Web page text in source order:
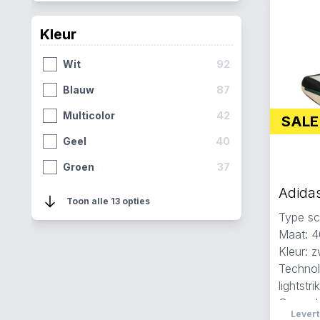
Kleur
Wit 92
Blauw 87
Multicolor 42
Geel 40
Groen 37
Fluorgeel 28
Toon alle 13 opties
SALE
Type
Maat:
Kleur: